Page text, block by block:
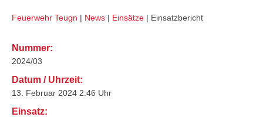
Feuerwehr Teugn | News | Einsätze | Einsatzbericht
Nummer:
2024/03
Datum / Uhrzeit:
13. Februar 2024 2:46 Uhr
Einsatz: